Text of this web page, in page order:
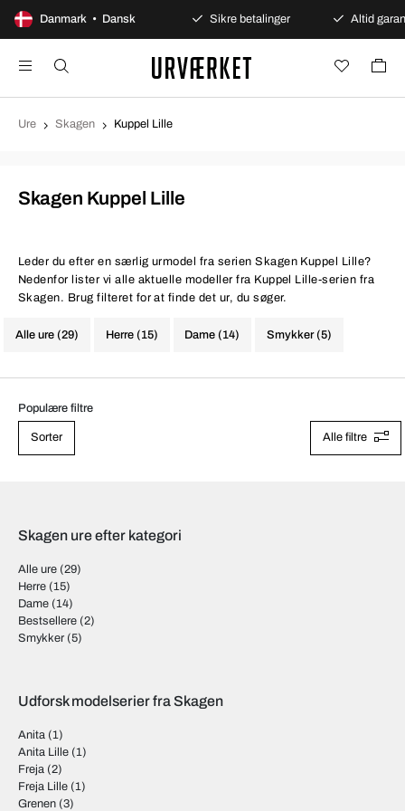
Danmark • Dansk
100 dages åbent køb Sikre betalinger Altid
Ure Skagen Kuppel Lille
Skagen Kuppel Lille
Leder du efter en særlig urmodel fra serien Skagen Kuppel Lille?
Nedenfor lister vi alle aktuelle modeller fra Kuppel Lille-serien fra
Skagen. Brug filteret for at finde det ur, du søger.
Alle ure (29) Herre (15) Dame (14) Smykker (5)
Populære filtre
Sorter Alle filtre
Skagen ure efter kategori
Alle ure (29)
Herre (15)
Dame (14)
Bestsellere (2)
Smykker (5)
Udforsk modelserier fra Skagen
Anita (1)
Anita Lille (1)
Freja (2)
Freja Lille (1)
Grenen (3)